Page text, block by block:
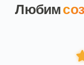
Любим